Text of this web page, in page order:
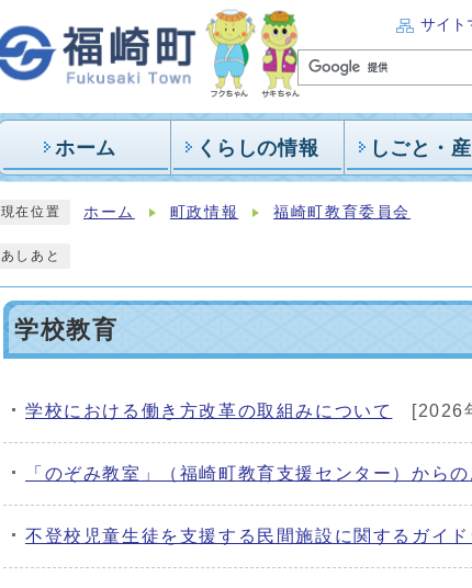
サイト
ホーム くらしの情報 しごと・
現在位置 ホーム 町政情報 福崎町教育委員会
あしあと
学校教育
メインメニュー
学校における働き方改革の取組みについて [2026
「のぞみ教室」（福崎町教育支援センター）から
不登校児童生徒を支援する民間施設に関するガイド